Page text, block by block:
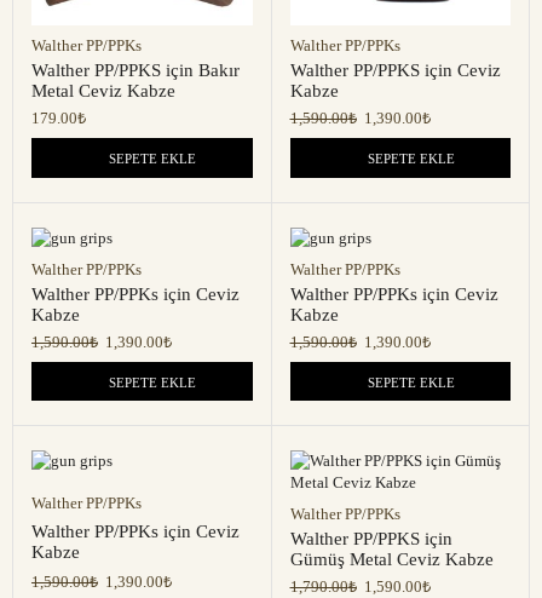
Walther PP/PPKs
Walther PP/PPKS için Bakır
Metal Ceviz Kabze
179.00₺
SEPETE EKLE
Walther PP/PPKs
Walther PP/PPKS için Ceviz
Kabze
1,590.00₺ 1,390.00₺
SEPETE EKLE
Walther PP/PPKs
Walther PP/PPKs için Ceviz
Kabze
1,590.00₺ 1,390.00₺
SEPETE EKLE
Walther PP/PPKs
Walther PP/PPKs için Ceviz
Kabze
1,590.00₺ 1,390.00₺
SEPETE EKLE
Walther PP/PPKs
Walther PP/PPKs için Ceviz
Kabze
1,590.00₺ 1,390.00₺
Walther PP/PPKs
Walther PP/PPKS için
Gümüş Metal Ceviz Kabze
1,790.00₺ 1,590.00₺